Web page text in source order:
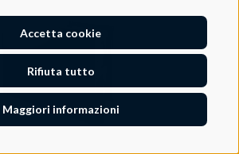
Accetta cookie
Rifiuta tutto
Maggiori informazioni